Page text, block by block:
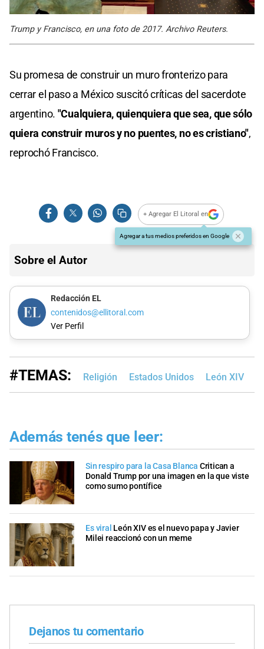
Trump y Francisco, en una foto de 2017. Archivo Reuters.
Su promesa de construir un muro fronterizo para
cerrar el paso a México suscitó críticas del sacerdote
argentino. "Cualquiera, quienquiera que sea, que sólo
quiera construir muros y no puentes, no es cristiano",
reprochó Francisco.
+ Agregar El Litoral en
Agregar a tus medios preferidos en Google
Sobre el Autor
Redacción EL
contenidos@ellitoral.com
Ver Perfil
#TEMAS: Religión Estados Unidos León XIV
Además tenés que leer:
Sin respiro para la Casa Blanca Critican a
Donald Trump por una imagen en la que viste
como sumo pontífice
Es viral León XIV es el nuevo papa y Javier
Milei reaccionó con un meme
Dejanos tu comentario